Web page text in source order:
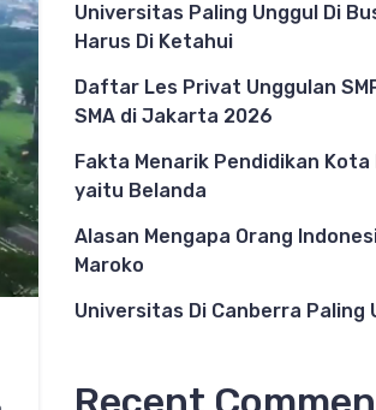
Universitas Paling Unggul Di
Harus Di Ketahui
Daftar Les Privat Unggulan
SMA di Jakarta 2026
Fakta Menarik Pendidikan Kota
yaitu Belanda
Alasan Mengapa Orang
Maroko
Universitas Di Canberra Paling